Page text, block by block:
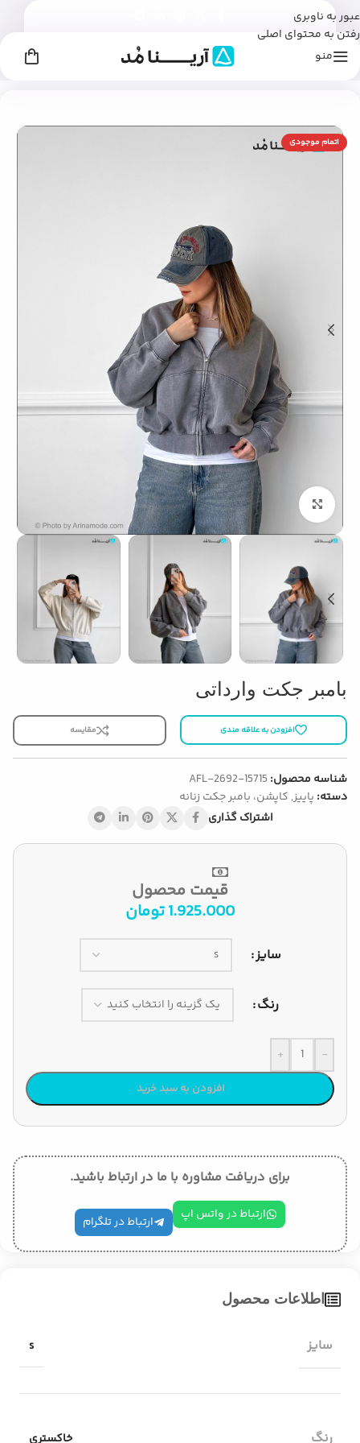
عبور به ناوبری
رفتن به محتوای اصلی
منو
اتمام موجودی
بزرگنمایی تصویر
بامبر جکت وارداتی
افزودن به علاقه مندی مقایسه
شناسه محصول: AFL-2692-15715
دسته: پاییز, کاپشن، بامبر جکت زنانه
اشتراک گذاری
قیمت محصول
1.925.000تومان
سایز
رنگ
-
+
افزودن به سبد خرید
برای دریافت مشاوره با ما در ارتباط باشید.
ارتباط در واتس اپ ارتباط در تلگرام
اطلاعات محصول
سایز s
رنگ خاکستری